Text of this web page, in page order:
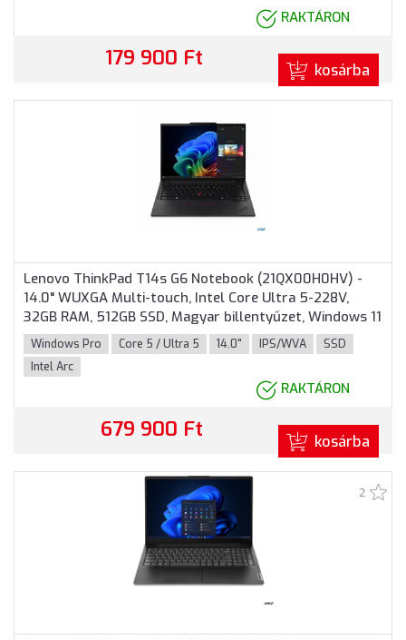
RAKTÁRON
179 900 Ft kosárba
Lenovo ThinkPad T14s G6 Notebook (21QX00H0HV) -
14.0" WUXGA Multi-touch, Intel Core Ultra 5-228V,
32GB RAM, 512GB SSD, Magyar billentyűzet, Windows 11
Professional, 3 év garancia, Fekete színben
Windows Pro Core 5 / Ultra 5 14.0" IPS/WVA
SSD
Intel Arc
RAKTÁRON
679 900 Ft kosárba
2